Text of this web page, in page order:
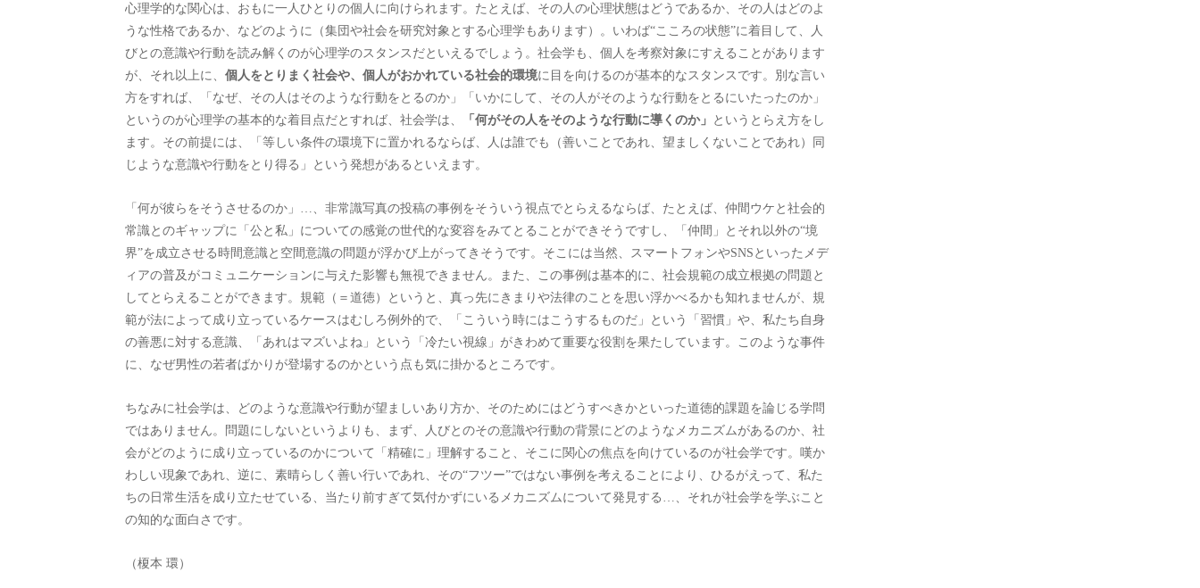
心理学的な関心は、おもに一人ひとりの個人に向けられます。たとえば、その人の心理状態はどうであるか、その人はどのよ
うな性格であるか、などのように（集団や社会を研究対象とする心理学もあります）。いわば“こころの状態”に着目して、人
びとの意識や行動を読み解くのが心理学のスタンスだといえるでしょう。社会学も、個人を考察対象にすえることがあります
が、それ以上に、 個人をとりまく社会や、個人がおかれている社会的環境に目を向けるのが基本的なスタンスです。別な言い
方をすれば、「なぜ、その人はそのような行動をとるのか」「いかにして、その人がそのような行動をとるにいたったのか」
というのが心理学の基本的な着目点だとすれば、社会学は、
「何がその人をそのような行動に導くのか」 というとらえ方をし
ます。その前提には、「等しい条件の環境下に置かれるならば、人は誰でも（善いことであれ、望ましくないことであれ）同
じような意識や行動をとり得る」という発想があるといえます。
「何が彼らをそうさせるのか」…、非常識写真の投稿の事例をそういう視点でとらえるならば、たとえば、仲間ウケと社会的
常識とのギャップに「公と私」についての感覚の世代的な変容をみてとることができそうですし、「仲間」とそれ以外の“境
界”を成立させる時間意識と空間意識の問題が浮かび上がってきそうです。そこには当然、スマートフォンやSNSといったメデ
ィアの普及がコミュニケーションに与えた影響も無視できません。また、この事例は基本的に、社会規範の成立根拠の問題と
してとらえることができます。規範（＝道徳）というと、真っ先にきまりや法律のことを思い浮かべるかも知れませんが、規
範が法によって成り立っているケースはむしろ例外的で、「こういう時にはこうするものだ」という「習慣」や、私たち自身
の善悪に対する意識、「あれはマズいよね」という「冷たい視線」がきわめて重要な役割を果たしています。このような事件
に、なぜ男性の若者ばかりが登場するのかという点も気に掛かるところです。
ちなみに社会学は、どのような意識や行動が望ましいあり方か、そのためにはどうすべきかといった道徳的課題を論じる学問
ではありません。問題にしないというよりも、まず、人びとのその意識や行動の背景にどのようなメカニズムがあるのか、社
会がどのように成り立っているのかについて「精確に」理解すること、そこに関心の焦点を向けているのが社会学です。嘆か
わしい現象であれ、逆に、素晴らしく善い行いであれ、その“フツー”ではない事例を考えることにより、ひるがえって、私た
ちの日常生活を成り立たせている、当たり前すぎて気付かずにいるメカニズムについて発見する…、それが社会学を学ぶこと
の知的な面白さです。
（榎本 環）